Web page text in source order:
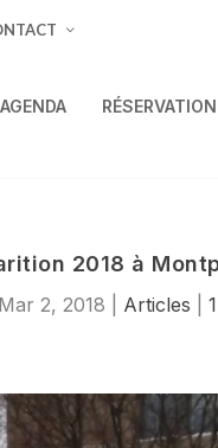
AGENDA RÉSERVATION
2018 à
Mar 2, 2018 Articles 1